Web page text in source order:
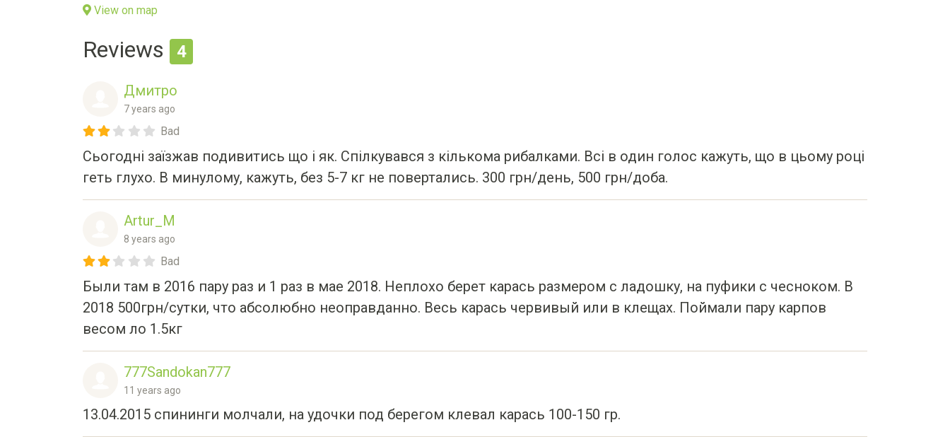
View on map
Reviews 4
Дмитро
7 years ago
Bad
Сьогодні заїзжав подивитись що і як. Спілкувався з кількома рибалками. Всі в один голос кажуть, що в цьому році
геть глухо. В минулому, кажуть, без 5-7 кг не повертались. 300 грн/день, 500 грн/доба.
Artur_M
8 years ago
Bad
Были там в 2016 пару раз и 1 раз в мае 2018. Неплохо берет карась размером с ладошку, на пуфики с чесноком. В
2018 500грн/сутки, что абсолюбно неоправданно. Весь карась червивый или в клещах. Поймали пару карпов
весом ло 1.5кг
777Sandokan777
11 years ago
13.04.2015 спининги молчали, на удочки под берегом клевал карась 100-150 гр.